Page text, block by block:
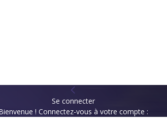
Se connecter
! Connectez-vous à votre compte :